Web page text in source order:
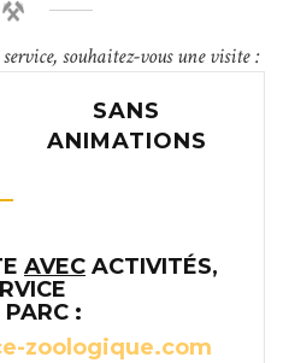
souhaitez-vous une visite :
SANS
ANIMATIONS
AVEC ACTIVITÉS,
:
zoologique.com